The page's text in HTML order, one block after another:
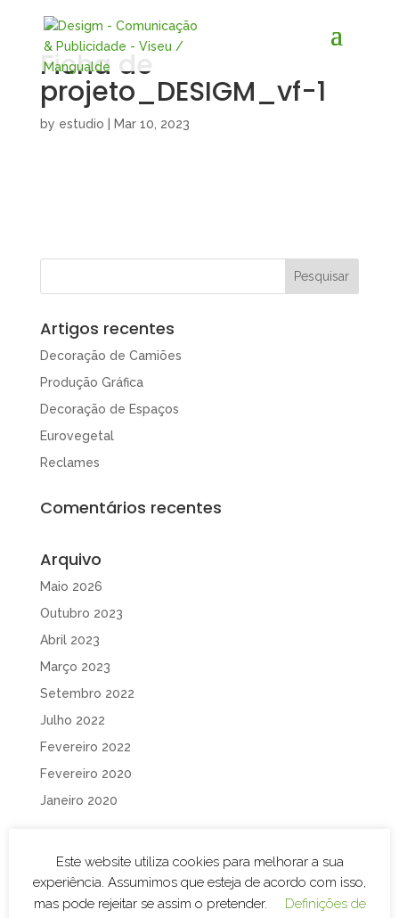
Ficha de
projeto_DESIGM_vf-1
by estudio Mar 10, 2023
Artigos recentes
Decoração de Camiões
Produção Gráfica
Decoração de Espaços
Eurovegetal
Reclames
Comentários recentes
Arquivo
Maio 2026
Outubro 2023
Abril 2023
Março 2023
Setembro 2022
Julho 2022
Fevereiro 2022
Fevereiro 2020
Janeiro 2020
Decoração de Espaços
Este website utiliza cookies para melhorar a sua
experiência. Assumimos que esteja de acordo com isso,
mas pode rejeitar se assim o pretender.
Definições de